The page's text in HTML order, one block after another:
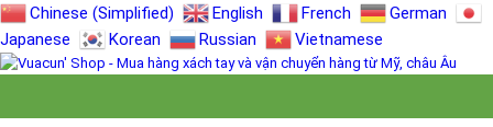
Chinese (Simplified) English French
German
Japanese
Korean Russian Vietnamese